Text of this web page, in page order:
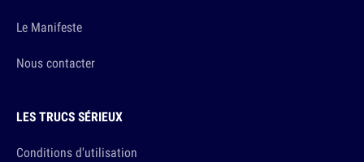
Le Manifeste
Nous contacter
LES TRUCS SÉRIEUX
Conditions d'utilisation